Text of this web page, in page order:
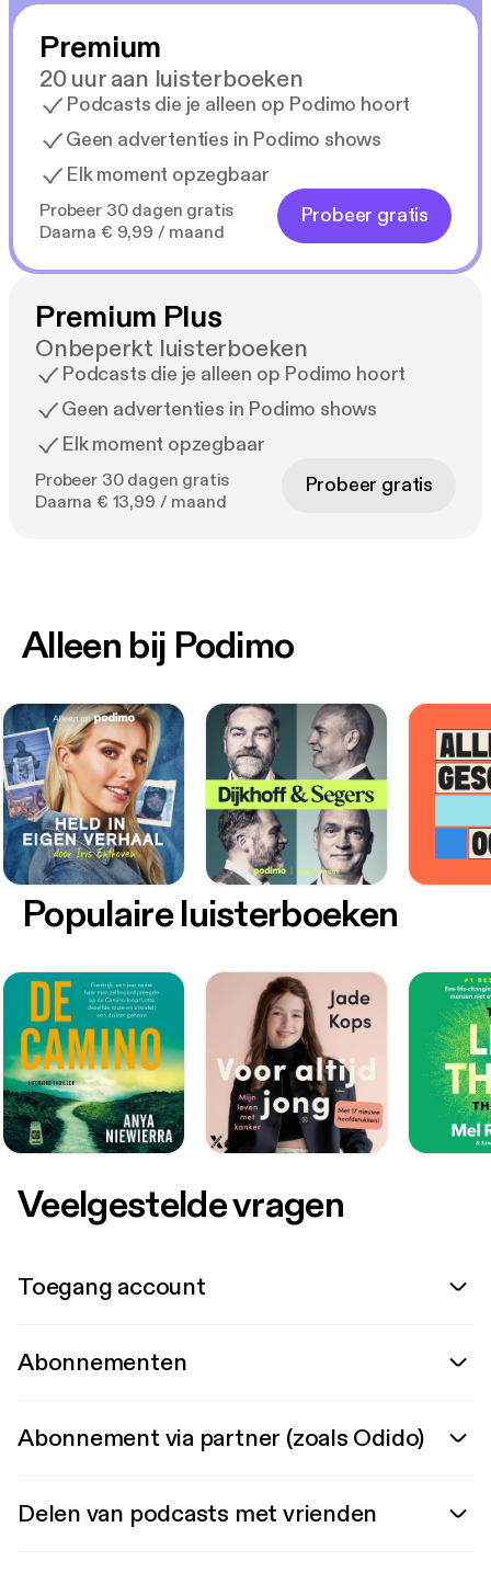
Premium
20 uur aan luisterboeken
Podcasts die je alleen op Podimo hoort
Geen advertenties in Podimo shows
Elk moment opzegbaar
Probeer 30 dagen gratis
Daarna € 9,99 / maand
Probeer gratis
Premium Plus
Onbeperkt luisterboeken
Podcasts die je alleen op Podimo hoort
Geen advertenties in Podimo shows
Elk moment opzegbaar
Probeer 30 dagen gratis
Daarna € 13,99 / maand
Probeer gratis
Alleen bij Podimo
Populaire luisterboeken
Veelgestelde vragen
Toegang account
Abonnementen
Abonnement via partner (zoals Odido)
Delen van podcasts met vrienden